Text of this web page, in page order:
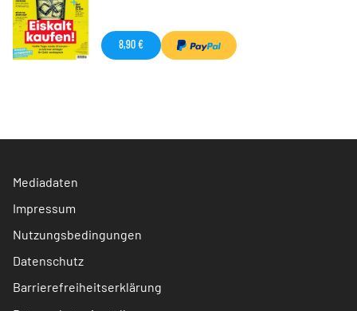
8,90 €
Mediadaten
Impressum
Nutzungsbedingungen
Datenschutz
Barrierefreiheitserklärung